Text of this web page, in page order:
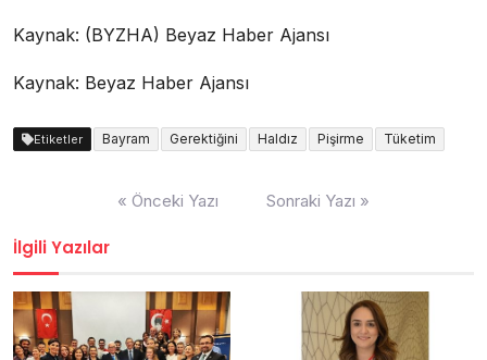
Kaynak: (BYZHA) Beyaz Haber Ajansı
Kaynak: Beyaz Haber Ajansı
Etiketler Bayram Gerektiğini Haldız Pişirme Tüketim
« Önceki Yazı Sonraki Yazı »
İlgili Yazılar